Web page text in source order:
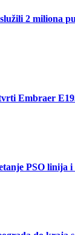
2 miliona
Embraer
PSO linija i